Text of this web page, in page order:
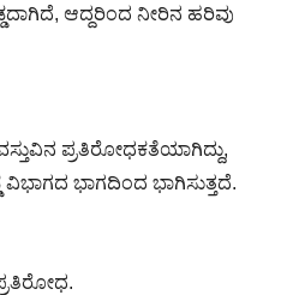
ಆದ್ದರಿಂದ ನೀರಿನ ಹರಿವು
ಪ್ರತಿರೋಧಕತೆಯಾಗಿದ್ದು,
ಭಾಗದಿಂದ ಭಾಗಿಸುತ್ತದೆ.